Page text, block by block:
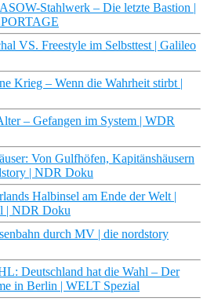
Stahlwerk – Die letzte Bastion |
VS. Freestyle im Selbsttest | Galileo
Krieg – Wenn die Wahrheit stirbt |
– Gefangen im System | WDR
Von Gulfhöfen, Kapitänshäusern
| NDR Doku
Halbinsel am Ende der Welt |
| NDR Doku
durch MV | die nordstory
Deutschland hat die Wahl – Der
in Berlin | WELT Spezial